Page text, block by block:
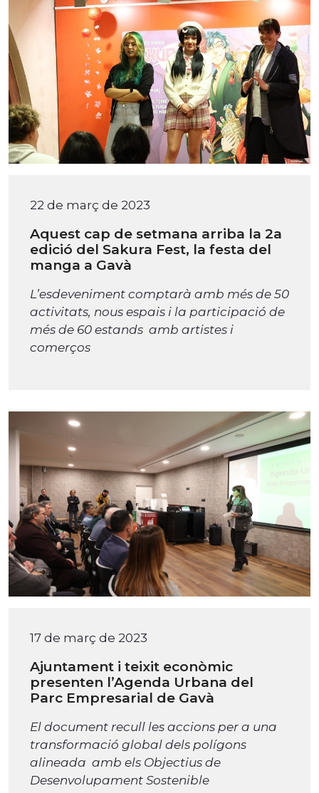
22 de març de 2023
Aquest cap de setmana arriba la 2a
edició del Sakura Fest, la festa del
manga a Gavà
L’esdeveniment comptarà amb més de 50
activitats, nous espais i la participació de
més de 60 estands amb artistes i
comerços
17 de març de 2023
Ajuntament i teixit econòmic
presenten l’Agenda Urbana del
Parc Empresarial de Gavà
El document recull les accions per a una
transformació global dels polígons
alineada amb els Objectius de
Desenvolupament Sostenible